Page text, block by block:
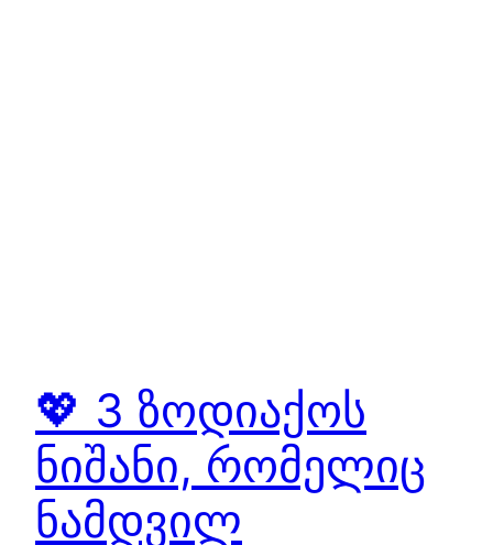
💖 3 ზოდიაქოს
ნიშანი, რომელიც
ნამდვილ